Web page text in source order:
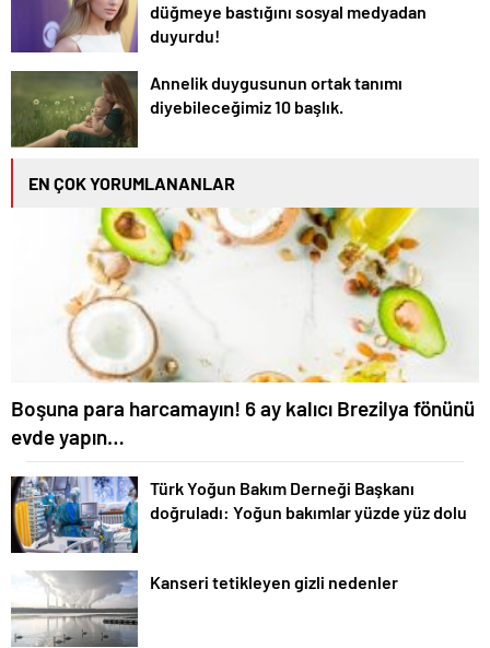
düğmeye bastığını sosyal medyadan
duyurdu!
Annelik duygusunun ortak tanımı
diyebileceğimiz 10 başlık.
EN ÇOK YORUMLANANLAR
Boşuna para harcamayın! 6 ay kalıcı Brezilya fönünü
evde yapın…
Türk Yoğun Bakım Derneği Başkanı
doğruladı: Yoğun bakımlar yüzde yüz dolu
Kanseri tetikleyen gizli nedenler